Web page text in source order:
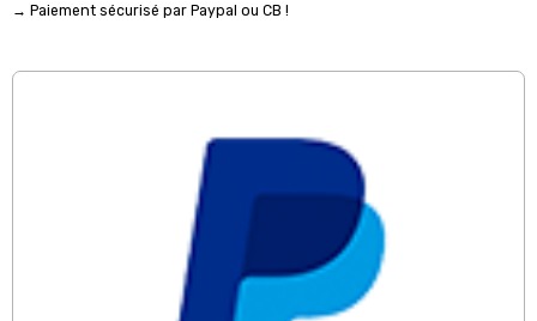
→ Paiement sécurisé par Paypal ou CB !